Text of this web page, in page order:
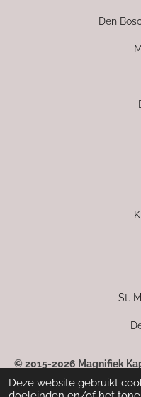
Deze website gebruikt
Den
St.
© 2015-2026 Magnifiek
Kvk: 63499142